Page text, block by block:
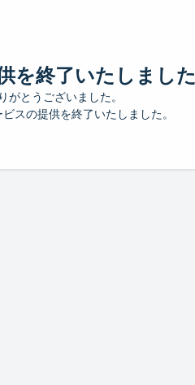
を終了いたしました
とうございました。
スの提供を終了いたしました。